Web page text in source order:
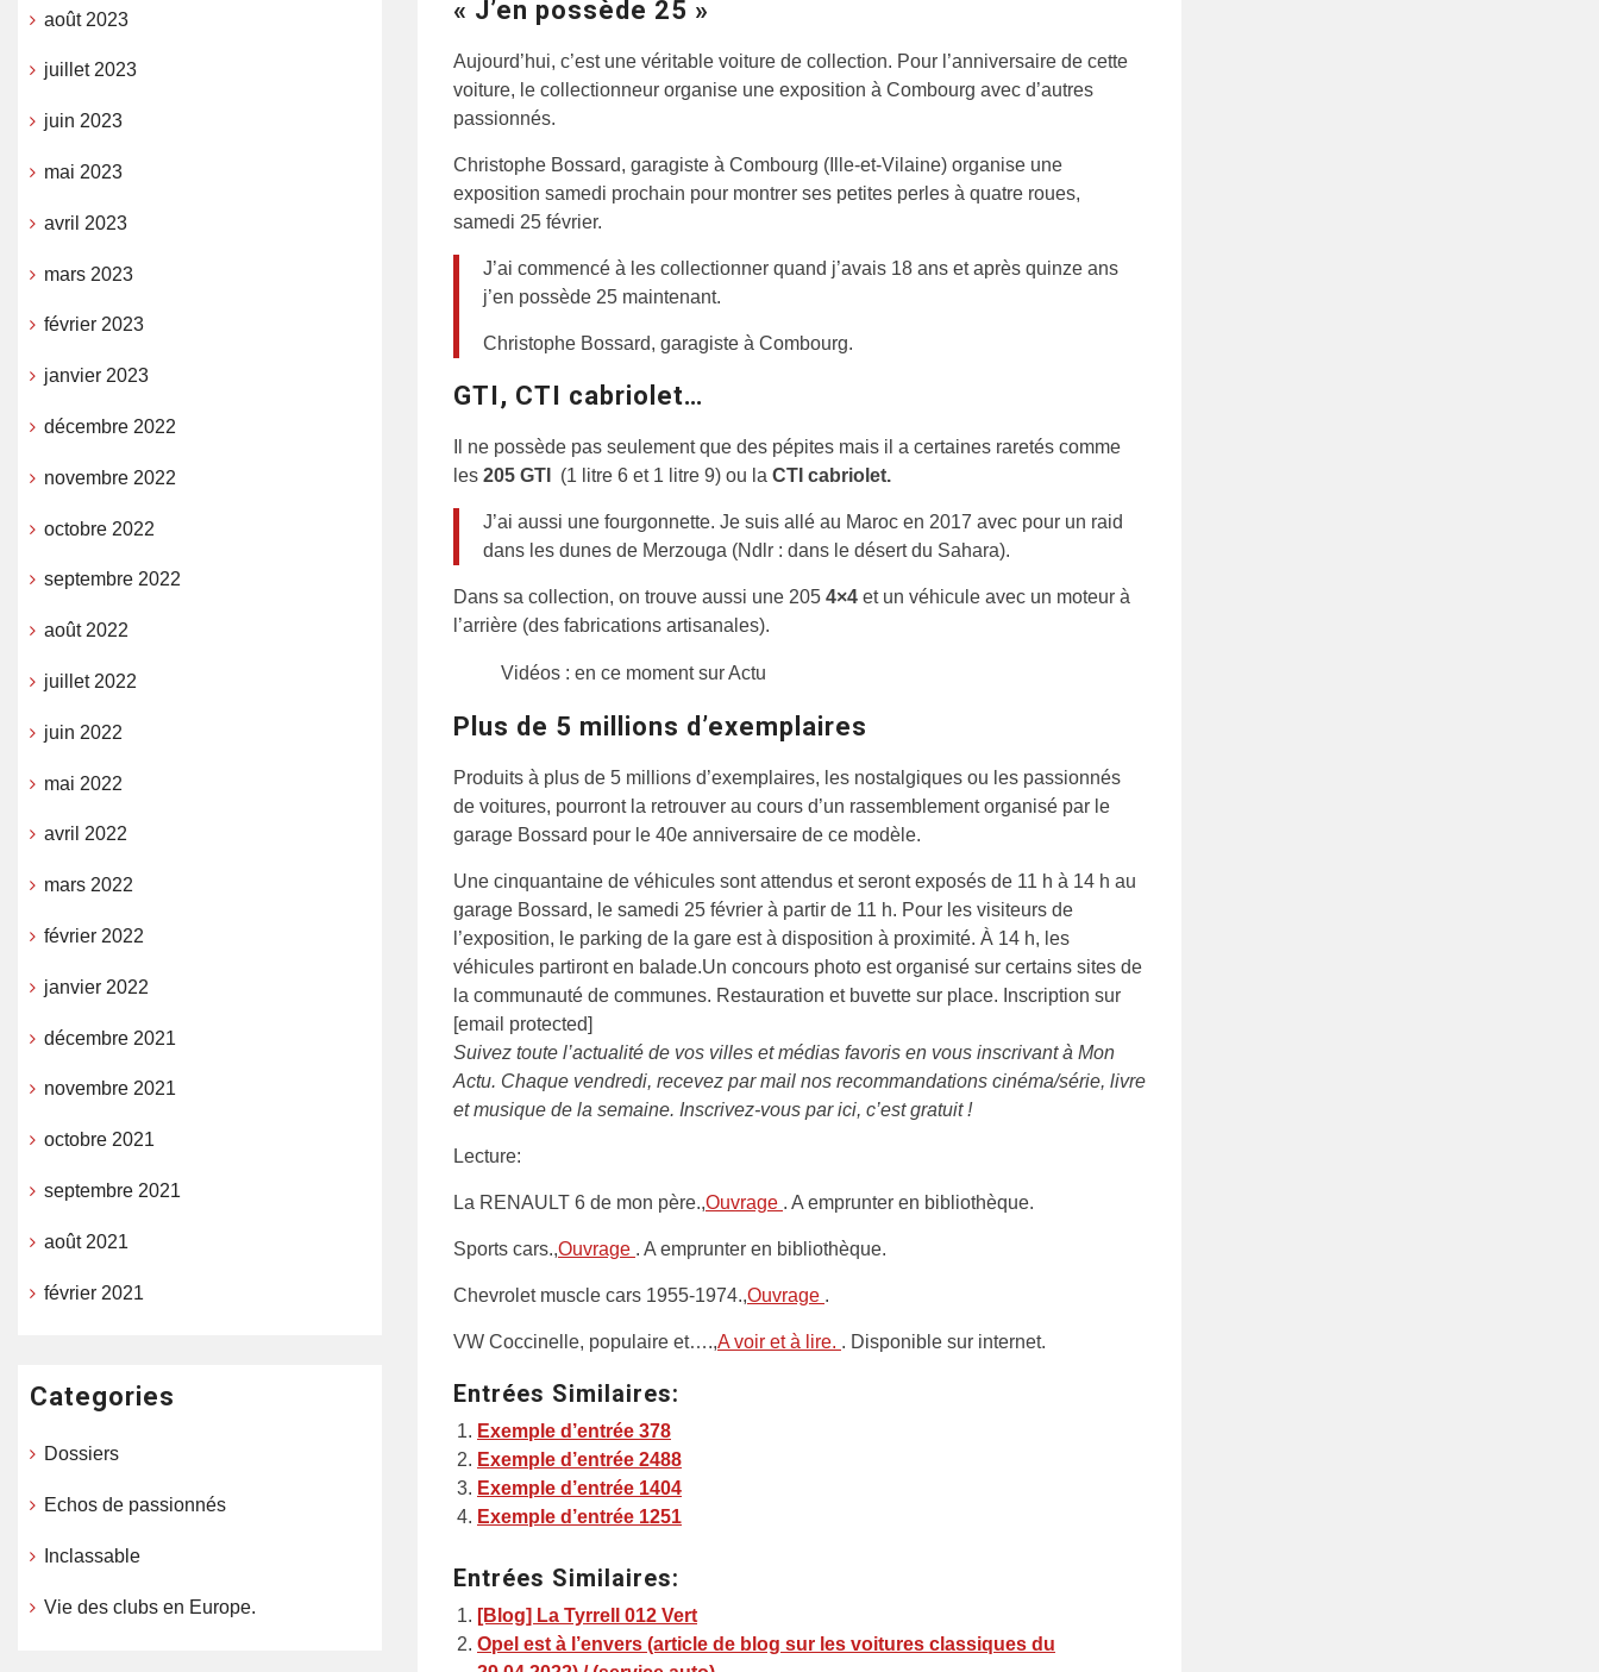
« J’en possède 25 »
Aujourd’hui, c’est une véritable voiture de collection. Pour l’anniversaire de cette
voiture, le collectionneur organise une exposition à Combourg avec d’autres
passionnés.
Christophe Bossard, garagiste à Combourg (Ille-et-Vilaine) organise une
exposition samedi prochain pour montrer ses petites perles à quatre roues,
samedi 25 février.
J’ai commencé à les collectionner quand j’avais 18 ans et après quinze ans
j’en possède 25 maintenant.
Christophe Bossard, garagiste à Combourg.
GTI, CTI cabriolet…
Il ne possède pas seulement que des pépites mais il a certaines raretés comme
les 205 GTI (1 litre 6 et 1 litre 9) ou la CTI cabriolet.
J’ai aussi une fourgonnette. Je suis allé au Maroc en 2017 avec pour un raid
dans les dunes de Merzouga (Ndlr : dans le désert du Sahara).
Dans sa collection, on trouve aussi une 205 4×4 et un véhicule avec un moteur à
l’arrière (des fabrications artisanales).
Vidéos : en ce moment sur Actu
Plus de 5 millions d’exemplaires
Produits à plus de 5 millions d’exemplaires, les nostalgiques ou les passionnés
de voitures, pourront la retrouver au cours d’un rassemblement organisé par le
garage Bossard pour le 40e anniversaire de ce modèle.
Une cinquantaine de véhicules sont attendus et seront exposés de 11 h à 14 h au
garage Bossard, le samedi 25 février à partir de 11 h. Pour les visiteurs de
l’exposition, le parking de la gare est à disposition à proximité. À 14 h, les
véhicules partiront en balade.Un concours photo est organisé sur certains sites de
la communauté de communes. Restauration et buvette sur place. Inscription sur
[email protected]
Suivez toute l’actualité de vos villes et médias favoris en vous inscrivant à Mon
Actu. Chaque vendredi, recevez par mail nos recommandations cinéma/série, livre
et musique de la semaine. Inscrivez-vous par ici, c’est gratuit !
Lecture:
La RENAULT 6 de mon père.,Ouvrage . A emprunter en bibliothèque.
Sports cars.,Ouvrage . A emprunter en bibliothèque.
Chevrolet muscle cars 1955-1974.,Ouvrage .
VW Coccinelle, populaire et….,A voir et à lire. . Disponible sur internet.
Entrées Similaires:
Exemple d’entrée 378
Exemple d’entrée 2488
Exemple d’entrée 1404
Exemple d’entrée 1251
Entrées Similaires:
[Blog] La Tyrrell 012 Vert
Opel est à l’envers (article de blog sur les voitures classiques du
août 2023
juillet 2023
juin 2023
mai 2023
avril 2023
mars 2023
février 2023
janvier 2023
décembre 2022
novembre 2022
octobre 2022
septembre 2022
août 2022
juillet 2022
juin 2022
mai 2022
avril 2022
mars 2022
février 2022
janvier 2022
décembre 2021
novembre 2021
octobre 2021
septembre 2021
août 2021
février 2021
Categories
Dossiers
Echos de passionnés
Inclassable
Vie des clubs en Europe.